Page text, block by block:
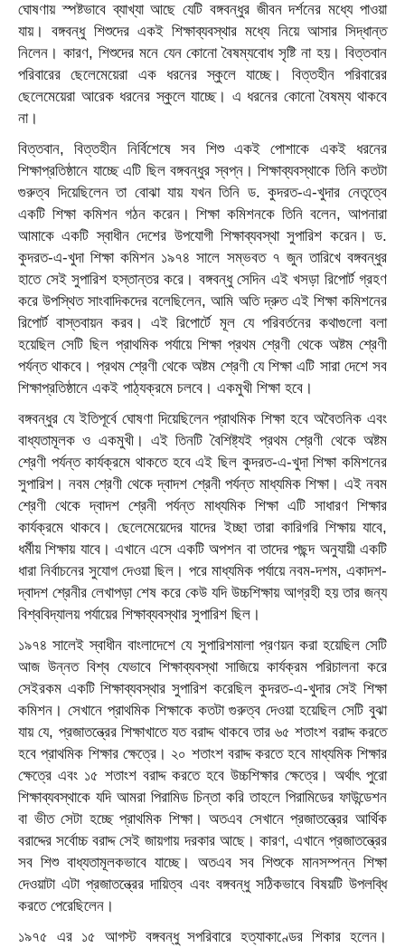
ঘোষণায় স্পষ্টভাবে ব্যাখ্যা আছে যেটি বঙ্গবন্ধুর জীবন দর্শনের মধ্যে পাওয়া
যায়। বঙ্গবন্ধু শিশুদের একই শিক্ষাব্যবস্থার মধ্যে নিয়ে আসার সিদ্ধান্ত
নিলেন। কারণ, শিশুদের মনে যেন কোনো বৈষম্যবোধ সৃষ্টি না হয়। বিত্তবান
পরিবারের ছেলেমেয়েরা এক ধরনের স্কুলে যাচ্ছে। বিত্তহীন পরিবারের
ছেলেমেয়েরা আরেক ধরনের স্কুলে যাচ্ছে। এ ধরনের কোনো বৈষম্য থাকবে
না।
বিত্তবান, বিত্তহীন নির্বিশেষে সব শিশু একই পোশাকে একই ধরনের
শিক্ষাপ্রতিষ্ঠানে যাচ্ছে এটি ছিল বঙ্গবন্ধুর স্বপ্ন। শিক্ষাব্যবস্থাকে তিনি কতটা
গুরুত্ব দিয়েছিলেন তা বোঝা যায় যখন তিনি ড. কুদরত-এ-খুদার নেতৃত্বে
একটি শিক্ষা কমিশন গঠন করেন। শিক্ষা কমিশনকে তিনি বলেন, আপনারা
আমাকে একটি স্বাধীন দেশের উপযোগী শিক্ষাব্যবস্থা সুপারিশ করেন। ড.
কুদরত-এ-খুদা শিক্ষা কমিশন ১৯৭৪ সালে সম্ভবত ৭ জুন তারিখে বঙ্গবন্ধুর
হাতে সেই সুপারিশ হস্তান্তর করে। বঙ্গবন্ধু সেদিন এই খসড়া রিপোর্ট গ্রহণ
করে উপস্থিত সাংবাদিকদের বলেছিলেন, আমি অতি দ্রুত এই শিক্ষা কমিশনের
রিপোর্ট বাস্তবায়ন করব। এই রিপোর্টে মূল যে পরিবর্তনের কথাগুলো বলা
হয়েছিল সেটি ছিল প্রাথমিক পর্যায়ে শিক্ষা প্রথম শ্রেণী থেকে অষ্টম শ্রেণী
পর্যন্ত থাকবে। প্রথম শ্রেণী থেকে অষ্টম শ্রেণী যে শিক্ষা এটি সারা দেশে সব
শিক্ষাপ্রতিষ্ঠানে একই পাঠ্যক্রমে চলবে। একমুখী শিক্ষা হবে।
বঙ্গবন্ধুর যে ইতিপূর্বে ঘোষণা দিয়েছিলেন প্রাথমিক শিক্ষা হবে অবৈতনিক এবং
বাধ্যতামূলক ও একমুখী। এই তিনটি বৈশিষ্ট্যই প্রথম শ্রেণী থেকে অষ্টম
শ্রেণী পর্যন্ত কার্যক্রমে থাকতে হবে এই ছিল কুদরত-এ-খুদা শিক্ষা কমিশনের
সুপারিশ। নবম শ্রেণী থেকে দ্বাদশ শ্রেনী পর্যন্ত মাধ্যমিক শিক্ষা। এই নবম
শ্রেণী থেকে দ্বাদশ শ্রেনী পর্যন্ত মাধ্যমিক শিক্ষা এটি সাধারণ শিক্ষার
কার্যক্রমে থাকবে। ছেলেমেয়েদের যাদের ইচ্ছা তারা কারিগরি শিক্ষায় যাবে,
ধর্মীয় শিক্ষায় যাবে। এখানে এসে একটি অপশন বা তাদের পছন্দ অনুযায়ী একটি
ধারা নির্বাচনের সুযোগ দেওয়া ছিল। পরে মাধ্যমিক পর্যায়ে নবম-দশম, একাদশ-
দ্বাদশ শ্রেনীর লেখাপড়া শেষ করে কেউ যদি উচ্চশিক্ষায় আগ্রহী হয় তার জন্য
বিশ্ববিদ্যালয় পর্যায়ের শিক্ষাব্যবস্থার সুপারিশ ছিল।
১৯৭৪ সালেই স্বাধীন বাংলাদেশে যে সুপারিশমালা প্রণয়ন করা হয়েছিল সেটি
আজ উন্নত বিশ্ব যেভাবে শিক্ষাব্যবস্থা সাজিয়ে কার্যক্রম পরিচালনা করে
সেইরকম একটি শিক্ষাব্যবস্থার সুপারিশ করেছিল কুদরত-এ-খুদার সেই শিক্ষা
কমিশন। সেখানে প্রাথমিক শিক্ষাকে কতটা গুরুত্ব দেওয়া হয়েছিল সেটি বুঝা
যায় যে, প্রজাতন্ত্রের শিক্ষাখাতে যত বরাদ্দ থাকবে তার ৬৫ শতাংশ বরাদ্দ করতে
হবে প্রাথমিক শিক্ষার ক্ষেত্রে। ২০ শতাংশ বরাদ্দ করতে হবে মাধ্যমিক শিক্ষার
ক্ষেত্রে এবং ১৫ শতাংশ বরাদ্দ করতে হবে উচ্চশিক্ষার ক্ষেত্রে। অর্থাৎ পুরো
শিক্ষাব্যবস্থাকে যদি আমরা পিরামিড চিন্তা করি তাহলে পিরামিডের ফাউন্ডেশন
বা ভীত সেটা হচ্ছে প্রাথমিক শিক্ষা। অতএব সেখানে প্রজাতন্ত্রের আর্থিক
বরাদ্দের সর্বোচ্চ বরাদ্দ সেই জায়গায় দরকার আছে। কারণ, এখানে প্রজাতন্ত্রের
সব শিশু বাধ্যতামূলকভাবে যাচ্ছে। অতএব সব শিশুকে মানসম্পন্ন শিক্ষা
দেওয়াটা এটা প্রজাতন্ত্রের দায়িত্ব এবং বঙ্গবন্ধু সঠিকভাবে বিষয়টি উপলব্ধি
করতে পেরেছিলেন।
১৯৭৫ এর ১৫ আগস্ট বঙ্গবন্ধু সপরিবারে হত্যাকাণ্ডের শিকার হলেন।